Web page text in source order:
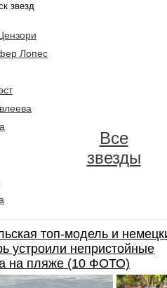
Лопес
Все
звезды
топ-модель и
устроили непристойные
на пляже (10 ФОТО)